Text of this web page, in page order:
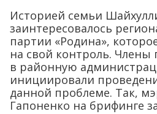
Историей семьи
заинтересовалось
партии «Родина»,
на свой контроль. Члены
в районную
инициировали
данной проблеме. Так,
Гапоненко на брифинге